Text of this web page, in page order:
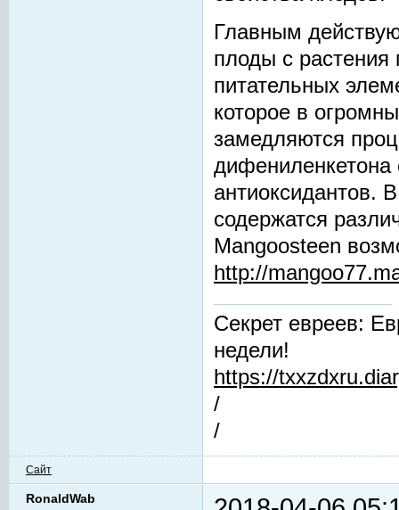
Главным
плоды с растения
питательных
которое в
замедляются
дифениленкетона
антиоксидантов.
содержатся
Mangoosteen
http://
Секрет евреев:
недели!
https://
/
/
Сайт
RonaldWab